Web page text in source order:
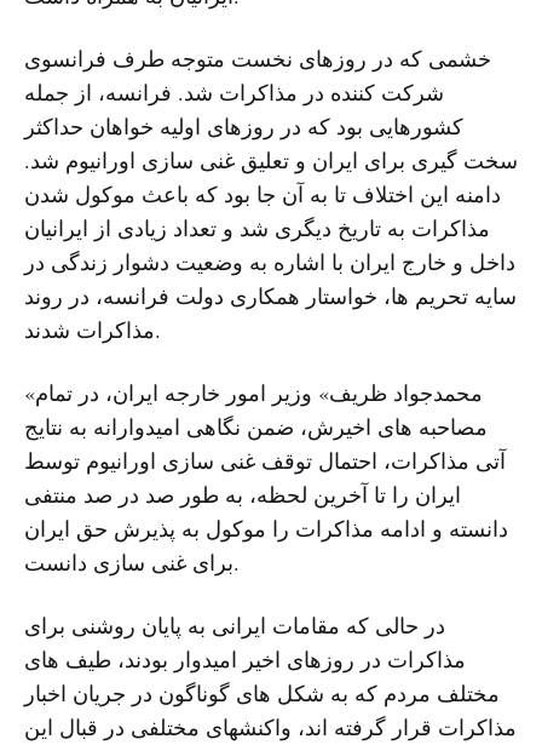
خشمی که در روزهای نخست متوجه طرف فرانسوی
شرکت کننده در مذاکرات شد. فرانسه، از جمله
کشورهایی بود که در روزهای اولیه خواهان حداکثر
سخت گیری برای ایران و تعلیق غنی سازی اورانیوم شد.
دامنه این اختلاف تا به آن جا بود که باعث موکول شدن
مذاکرات به تاریخ دیگری شد و تعداد زیادی از ایرانیان
داخل و خارج ایران با اشاره به وضعیت دشوار زندگی در
سایه تحریم ها، خواستار همکاری دولت فرانسه، در روند
مذاکرات شدند.
«محمدجواد ظریف» وزیر امور خارجه ایران، در تمام
مصاحبه های اخیرش، ضمن نگاهی امیدوارانه به نتایج
آتی مذاکرات، احتمال توقف غنی سازی اورانیوم توسط
ایران را تا آخرین لحظه، به طور صد در صد منتفی
دانسته و ادامه مذاکرات را موکول به پذیرش حق ایران
برای غنی سازی دانست.
در حالی که مقامات ایرانی به پایان روشنی برای
مذاکرات در روزهای اخیر امیدوار بودند، طیف های
مختلف مردم که به شکل های گوناگون در جریان اخبار
مذاکرات قرار گرفته اند، واکنشهای مختلفی در قبال این